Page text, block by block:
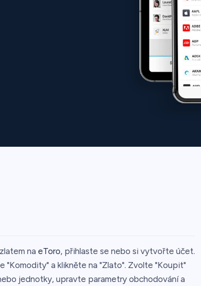
na eToro, přihlaste se nebo si vytvořte účet.
"Komodity" a klikněte na "Zlato". Zvolte "Koupit"
jednotky, upravte parametry obchodování a